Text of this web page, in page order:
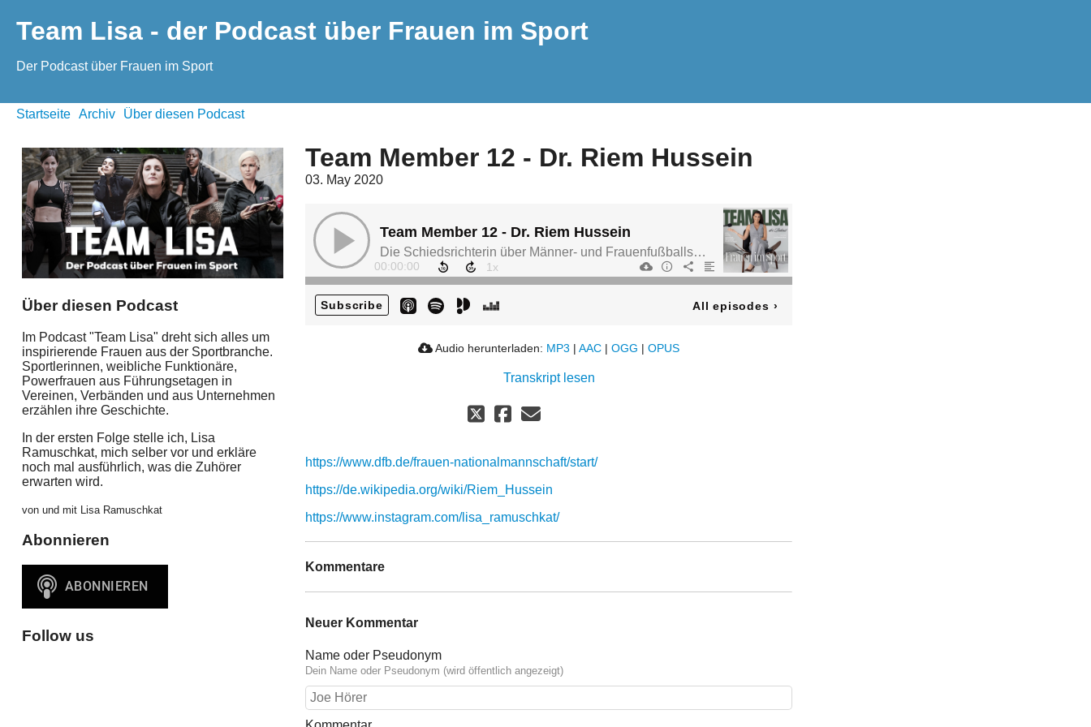
Team Lisa - der Podcast über Frauen im Sport
Der Podcast über Frauen im Sport
Startseite Archiv Über diesen Podcast
Über diesen Podcast
Im Podcast "Team Lisa" dreht sich alles um
inspirierende Frauen aus der Sportbranche.
Sportlerinnen, weibliche Funktionäre,
Powerfrauen aus Führungsetagen in
Vereinen, Verbänden und aus Unternehmen
erzählen ihre Geschichte.
In der ersten Folge stelle ich, Lisa
Ramuschkat, mich selber vor und erkläre
noch mal ausführlich, was die Zuhörer
erwarten wird.
von und mit Lisa Ramuschkat
Abonnieren
Follow us
Team Member 12 - Dr. Riem Hussein
03. May 2020
Team Member 12 - Dr. Riem Hussein
Die Schiedsrichterin über Männer- und Frauenfußballspiele, Druck , Charakterstärke und Ziele
00:00:00
Subscribe All episodes ›
Audio herunterladen: MP3 |AAC |OGG |OPUS
Transkript lesen
https://www.dfb.de/frauen-nationalmannschaft/start/
https://de.wikipedia.org/wiki/Riem_Hussein
https://www.instagram.com/lisa_ramuschkat/
Kommentare
Neuer Kommentar
Name oder Pseudonym
Dein Name oder Pseudonym (wird öffentlich angezeigt)